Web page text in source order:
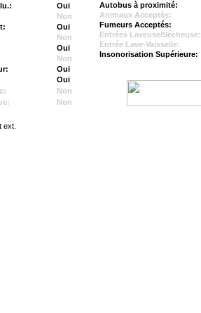
Oui
Non
Oui
Non
Oui
Non
Oui
Oui
Non
Non
Autobus à proximité:
Animaux Acceptés:
Fumeurs Acceptés:
Entrées Laveuse/Sécheuse:
Entrée Lave-Vaisselle:
Insonorisation Supérieure:
ext.